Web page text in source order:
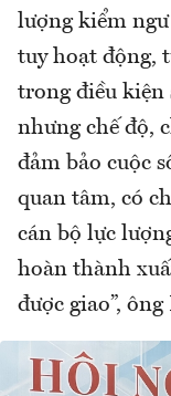
lượng kiểm
tuy hoạt động,
trong điều kiện
nhưng chế độ,
đảm bảo cuộc
quan tâm, có
cán bộ lực
hoàn thành
được giao”,